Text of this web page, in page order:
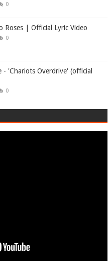
0
Roses | Official Lyric Video
0
- 'Chariots Overdrive' (official
0